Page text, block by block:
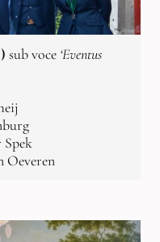
sub voce ‘Eventus
Oeveren